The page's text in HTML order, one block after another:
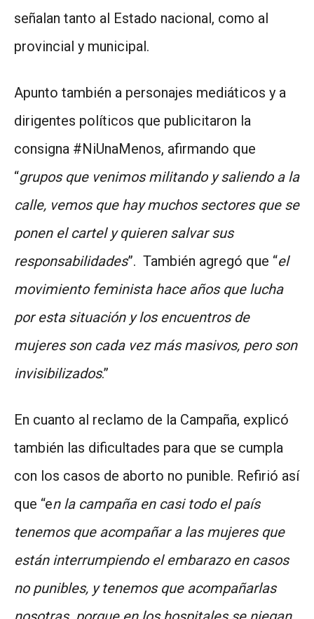
señalan tanto al Estado nacional, como al
provincial y municipal.
Apunto también a personajes mediáticos y a
dirigentes políticos que publicitaron la
consigna #NiUnaMenos, afirmando que
“grupos que venimos militando y saliendo a la
calle, vemos que hay muchos sectores que se
ponen el cartel y quieren salvar sus
responsabilidades”. También agregó que “el
movimiento feminista hace años que lucha
por esta situación y los encuentros de
mujeres son cada vez más masivos, pero son
invisibilizados.”
En cuanto al reclamo de la Campaña, explicó
también las dificultades para que se cumpla
con los casos de aborto no punible. Refirió así
que “en la campaña en casi todo el país
tenemos que acompañar a las mujeres que
están interrumpiendo el embarazo en casos
no punibles, y tenemos que acompañarlas